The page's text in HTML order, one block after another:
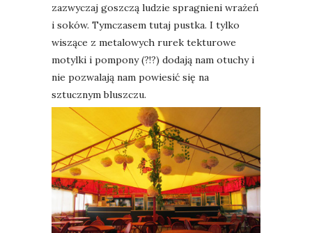
zazwyczaj goszczą ludzie spragnieni wrażeń
i soków. Tymczasem tutaj pustka. I tylko
wiszące z metalowych rurek tekturowe
motylki i pompony (?!?) dodają nam otuchy i
nie pozwalają nam powiesić się na
sztucznym bluszczu.